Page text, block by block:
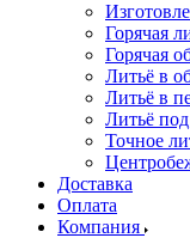
Горячая
Горячая
Литьё в
Литьё в
Литьё
Точное
Доставка
Оплата
Компания